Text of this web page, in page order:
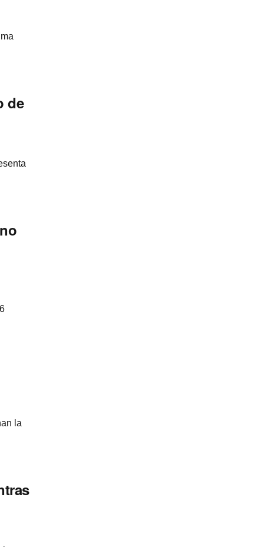
de
la